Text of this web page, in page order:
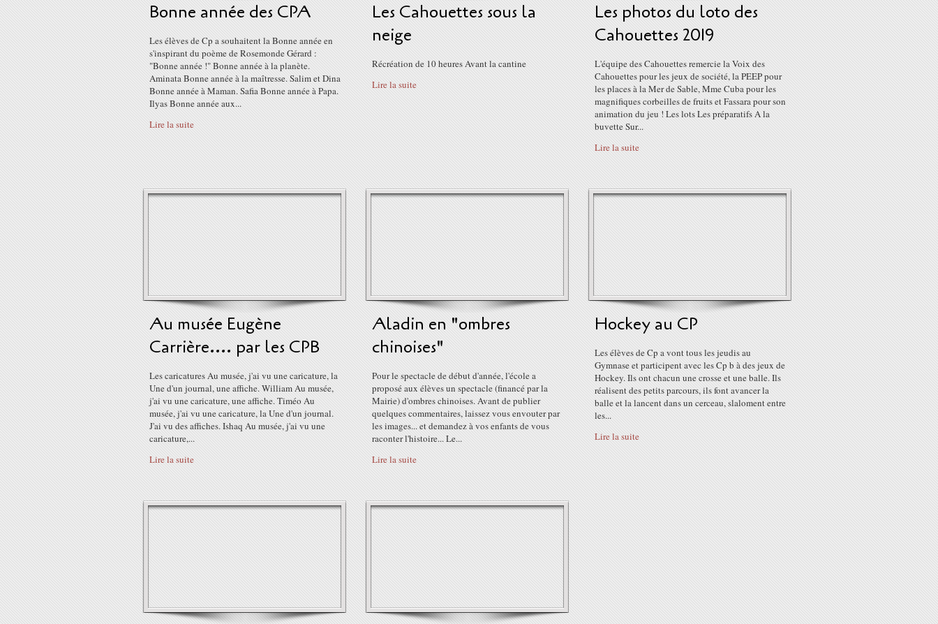
Bonne année des CPA
Les élèves de Cp a souhaitent la Bonne année en
s'inspirant du poème de Rosemonde Gérard :
"Bonne année !" Bonne année à la planète.
Aminata Bonne année à la maîtresse. Salim et Dina
Bonne année à Maman. Safia Bonne année à Papa.
Ilyas Bonne année aux...
Lire la suite
Les Cahouettes sous la
neige
Récréation de 10 heures Avant la cantine
Lire la suite
Les photos du loto des
Cahouettes 2019
L'équipe des Cahouettes remercie la Voix des
Cahouettes pour les jeux de société, la PEEP pour
les places à la Mer de Sable, Mme Cuba pour les
magnifiques corbeilles de fruits et Fassara pour son
animation du jeu ! Les lots Les préparatifs A la
buvette Sur...
Lire la suite
Au musée Eugène
Carrière.... par les CPB
Les caricatures Au musée, j'ai vu une caricature, la
Une d'un journal, une affiche. William Au musée,
j'ai vu une caricature, une affiche. Timéo Au
musée, j'ai vu une caricature, la Une d'un journal.
J'ai vu des affiches. Ishaq Au musée, j'ai vu une
caricature,...
Lire la suite
Aladin en "ombres
chinoises"
Pour le spectacle de début d'année, l'école a
proposé aux élèves un spectacle (financé par la
Mairie) d'ombres chinoises. Avant de publier
quelques commentaires, laissez vous envouter par
les images... et demandez à vos enfants de vous
raconter l'histoire... Le...
Lire la suite
Hockey au CP
Les élèves de Cp a vont tous les jeudis au
Gymnase et participent avec les Cp b à des jeux de
Hockey. Ils ont chacun une crosse et une balle. Ils
réalisent des petits parcours, ils font avancer la
balle et la lancent dans un cerceau, slaloment entre
les...
Lire la suite